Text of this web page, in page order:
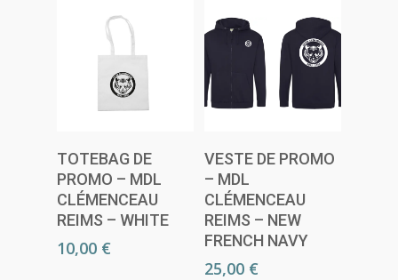
TOTEBAG DE
PROMO – MDL
CLÉMENCEAU
REIMS – WHITE
10,00 €
Choix Des
Options
VESTE DE PROMO
– MDL
CLÉMENCEAU
REIMS – NEW
FRENCH NAVY
25,00 €